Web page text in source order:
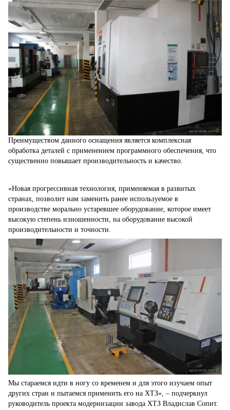
Преимуществом данного оснащения является комплексная
обработка деталей с применением программного обеспечения, что
существенно повышает производительность и качество.
«Новая прогрессивная технология, применяемая в развитых
странах, позволит нам заменить ранее используемое в
производстве морально устаревшее оборудование, которое имеет
высокую степень изношенности, на оборудование высокой
производительности и точности.
Мы стараемся идти в ногу со временем и для этого изучаем опыт
других стран и пытаемся применить его на ХТЗ», – подчеркнул
руководитель проекта модернизации завода ХТЗ Владислав Сопит.